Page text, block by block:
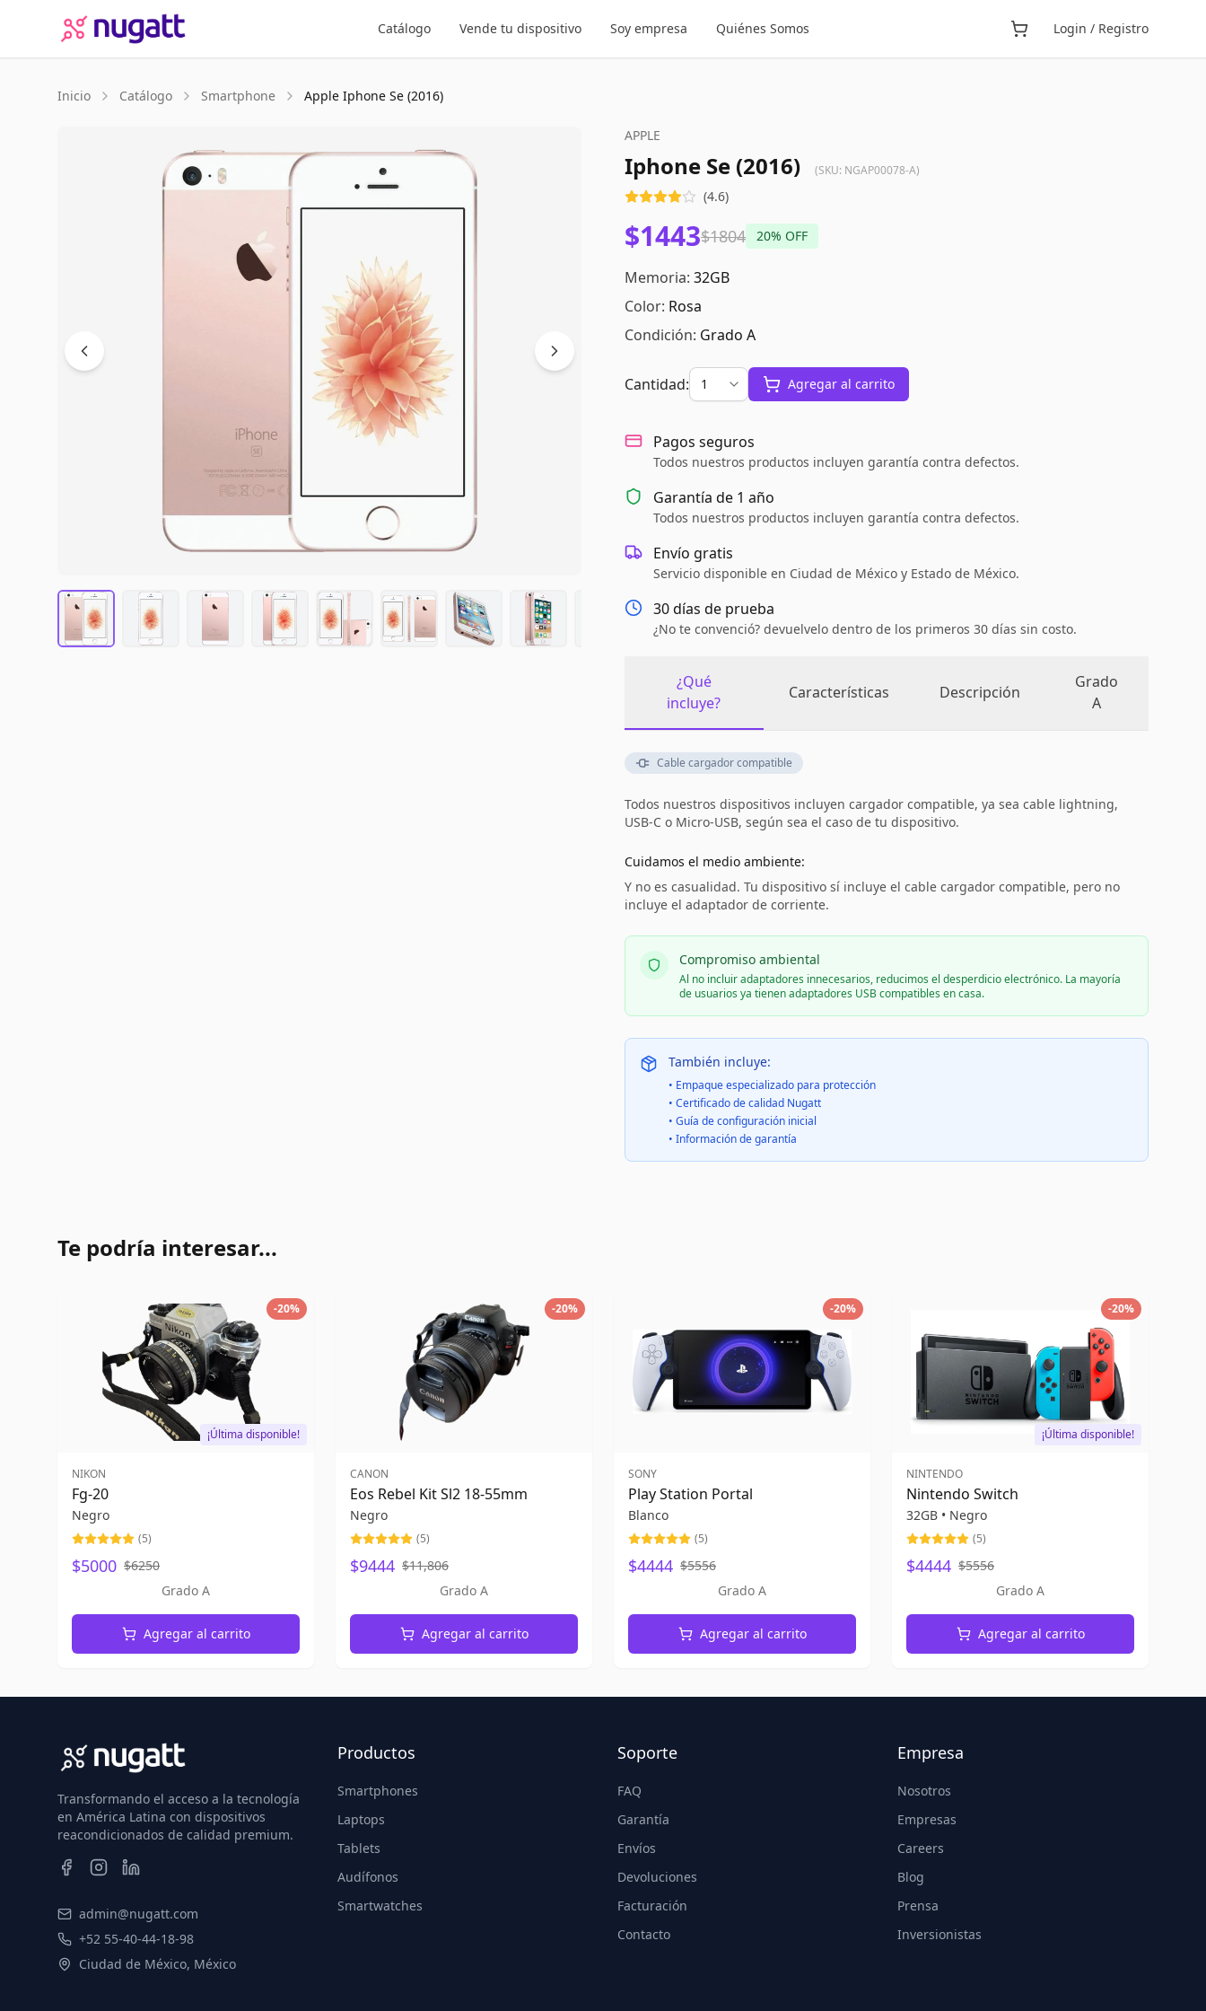
Catálogo Vende tu dispositivo Soy empresa Quiénes Somos Login / Registro
Inicio Catálogo Smartphone Apple Iphone Se (2016)
APPLE
Iphone Se (2016) (SKU: NGAP00078-A)
(4.6)
$1443$1804 20% OFF
Memoria: 32GB
Color: Rosa
Condición: Grado A
Cantidad: Agregar al carrito
Pagos seguros
Todos nuestros productos incluyen garantía contra defectos.
Garantía de 1 año
Todos nuestros productos incluyen garantía contra defectos.
Envío gratis
Servicio disponible en Ciudad de México y Estado de México.
30 días de prueba
¿No te convenció? devuelvelo dentro de los primeros 30 días sin costo.
¿Qué
incluye?
Características Descripción
Grado
A
Cable cargador compatible
Todos nuestros dispositivos incluyen cargador compatible, ya sea cable lightning,
USB-C o Micro-USB, según sea el caso de tu dispositivo.
Cuidamos el medio ambiente:
Y no es casualidad. Tu dispositivo sí incluye el cable cargador compatible, pero no
incluye el adaptador de corriente.
Compromiso ambiental
Al no incluir adaptadores innecesarios, reducimos el desperdicio electrónico. La mayoría
de usuarios ya tienen adaptadores USB compatibles en casa.
También incluye:
• Empaque especializado para protección
• Certificado de calidad Nugatt
• Guía de configuración inicial
• Información de garantía
Te podría interesar...
-20%
¡Última disponible!
NIKON
Fg-20
Negro
(5)
$5000 $6250
Grado A
Agregar al carrito
-20%
CANON
Eos Rebel Kit Sl2 18-55mm
Negro
(5)
$9444 $11,806
Grado A
Agregar al carrito
-20%
SONY
Play Station Portal
Blanco
(5)
$4444 $5556
Grado A
Agregar al carrito
-20%
¡Última disponible!
NINTENDO
Nintendo Switch
32GB • Negro
(5)
$4444 $5556
Grado A
Agregar al carrito
Transformando el acceso a la tecnología
en América Latina con dispositivos
reacondicionados de calidad premium.
admin@nugatt.com
+52 55-40-44-18-98
Ciudad de México, México
Productos
Smartphones
Laptops
Tablets
Audífonos
Smartwatches
Soporte
FAQ
Garantía
Envíos
Devoluciones
Facturación
Contacto
Empresa
Nosotros
Empresas
Careers
Blog
Prensa
Inversionistas